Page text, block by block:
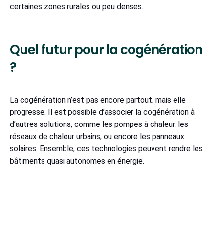
certaines zones rurales ou peu denses.
Quel futur pour la cogénération
?
La cogénération n’est pas encore partout, mais elle
progresse. Il est possible d’associer la cogénération à
d’autres solutions, comme les pompes à chaleur, les
réseaux de chaleur urbains, ou encore les panneaux
solaires. Ensemble, ces technologies peuvent rendre les
bâtiments quasi autonomes en énergie.